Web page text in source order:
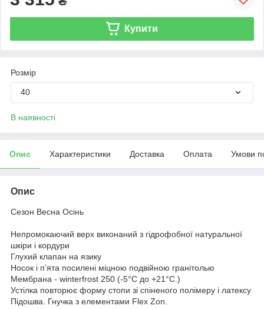
Купити
Розмір
40
В наявності
Опис Характеристики Доставка Оплата Умови
Опис
Сезон Весна Осінь
Непромокаючий верх виконаний з гідрофобної натуральної
шкіри і кордури
Глухий клапан на язику
Носок і п’ята посилені міцною подвійною гранітолью
Мембрана - winterfrost 250 (-5°C до +21°C.)
Устілка повторює форму стопи зі спіненого полімеру і латексу
Підошва. Гнучка з елементами Flex Zon.